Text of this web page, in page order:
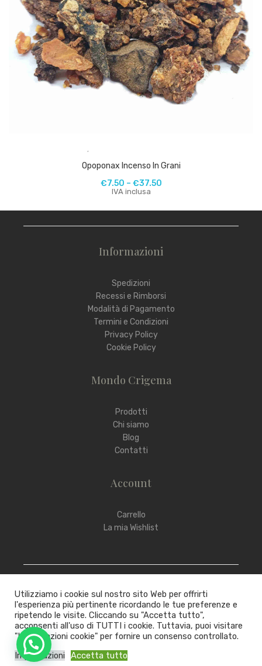
,
Opoponax Incenso In Grani
€7.50 – €37.50
IVA inclusa
Informazioni
Spedizioni
Recessi e Rimborsi
Modalità di Pagamento
Termini e Condizioni
Privacy Policy
Cookie Policy
Mondo Crigema
Prodotti
Chi siamo
Blog
Contatti
Account
Carrello
La mia Wishlist
Copyright © 2022 – 2025 Crigema
Utilizziamo i cookie sul nostro sito Web per offrirti
l'esperienza più pertinente ricordando le tue preferenze e
ripetendo le visite. Cliccando su "Accetta tutto",
acconsenti all'uso di TUTTI i cookie. Tuttavia, puoi visitare
"Impostazioni cookie" per fornire un consenso controllato.
Impostazioni
Accetta tutto